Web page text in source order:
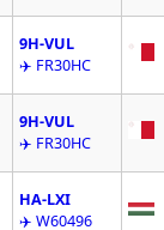
9H-VUL
✈️ FR30HC
9H-VUL
✈️ FR30HC
HA-LXI
✈️ W60496